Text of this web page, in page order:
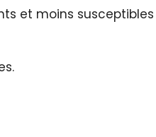
et moins susceptibles